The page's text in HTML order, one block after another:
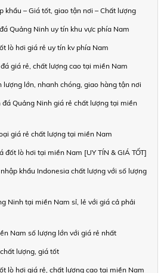
khẩu – Giá tốt, giao tận nơi – Chất lượng
Quảng Ninh uy tín khu vực phía Nam
lò hơi giá rẻ uy tín kv phía Nam
giá rẻ, chất lượng cao tại miền Nam
lượng lớn, nhanh chóng, giao hàng tận nơi
Quảng Ninh giá rẻ chất lượng tại miền
giá rẻ chất lượng tại miền Nam
đốt lò hơi tại miền Nam [UY TÍN & GIÁ TỐT]
khẩu Indonesia chất lượng với số lượng
Ninh tại miền Nam sỉ, lẻ với giá cả phải
Nam số lượng lớn với giá rẻ nhất
lượng, giá tốt
lò hơi giá rẻ, chất lượng cao tại miền Nam